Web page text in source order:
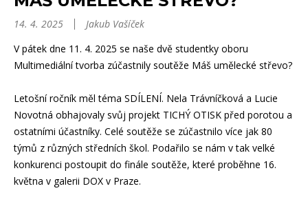
14. 4. 2025
Jakub Vašíček
V pátek dne 11. 4. 2025 se naše dvě studentky oboru
Multimediální tvorba zúčastnily soutěže Máš umělecké střevo?
Letošní ročník měl téma SDÍLENÍ. Nela Trávníčková a Lucie
Novotná obhajovaly svůj projekt TICHÝ OTISK před porotou a
ostatními účastníky. Celé soutěže se zúčastnilo více jak 80
týmů z různých středních škol. Podařilo se nám v tak velké
konkurenci postoupit do finále soutěže, které proběhne 16.
května v galerii DOX v Praze.